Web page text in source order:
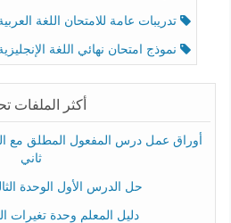
تدريبات عامة للامتحان اللغة العربية
نموذج امتحان نهائي اللغة الإنجليزية
أكثر الملفات
أوراق عمل درس المفعول المطلق مع
ثاني
حل الدرس الأول الوحدة
دليل المعلم وحدة تغيرات